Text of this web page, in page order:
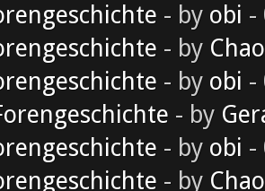
- by obi -
- by
- by obi -
- by
- by obi -
- by